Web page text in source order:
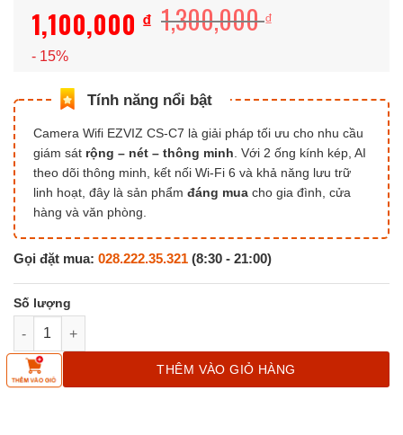
1,300,000₫
1,100,000 ₫
1,100,000 ₫.
- 15%
Camera Wifi EZVIZ CS-C7 là giải pháp tối ưu cho nhu cầu
giám sát rộng – nét – thông minh . Với 2 ống kính kép, AI
theo dõi thông minh, kết nối Wi-Fi 6 và khả năng lưu trữ
linh hoạt, đây là sản phẩm đáng mua cho gia đình, cửa
hàng và văn phòng.
Gọi đặt mua: 028.222.35.321 (8:30 - 21:00)
Camera WiFi EZVIZ 2 Ống Kính CS-C7 (8MP) số lượng
THÊM VÀO GIỎ HÀNG